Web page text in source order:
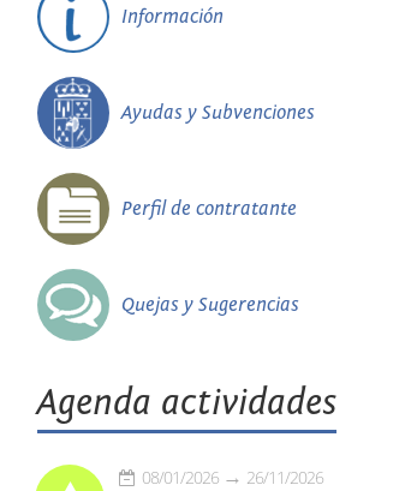
Información
Ayudas y Subvenciones
Perfil de contratante
Quejas y Sugerencias
Agenda actividades
08/01/2026 26/11/2026